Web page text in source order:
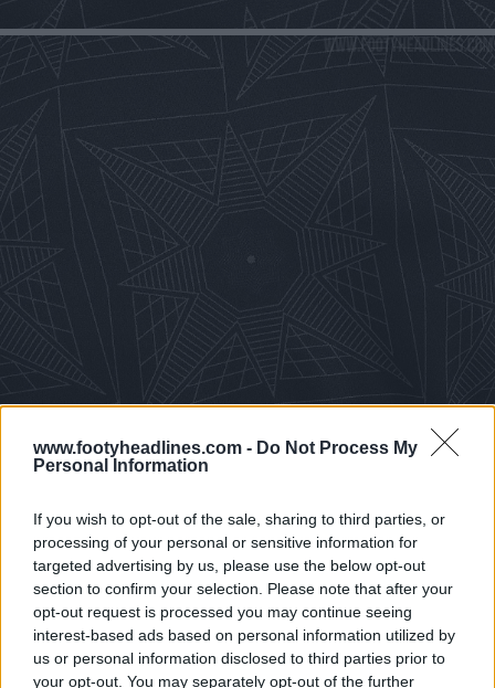
www.footyheadlines.com - Do Not Process My
Personal Information
If you wish to opt-out of the sale, sharing to third parties, or
processing of your personal or sensitive information for
targeted advertising by us, please use the below opt-out
section to confirm your selection. Please note that after your
opt-out request is processed you may continue seeing
interest-based ads based on personal information utilized by
us or personal information disclosed to third parties prior to
your opt-out. You may separately opt-out of the further